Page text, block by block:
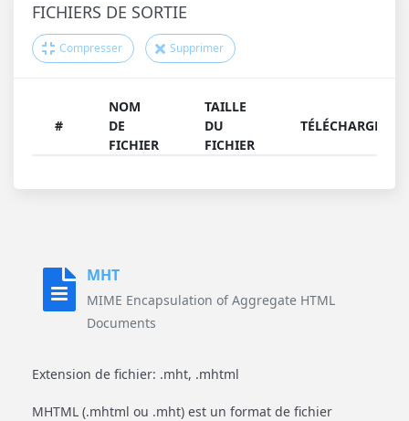
FICHIERS DE SORTIE
Compresser Supprimer
#
NOM
DE
FICHIER
TAILLE
DU
FICHIER
TÉLÉCHARGER
MHT
MIME Encapsulation of Aggregate HTML
Documents
Extension de fichier: .mht, .mhtml
MHTML (.mhtml ou .mht) est un format de fichier